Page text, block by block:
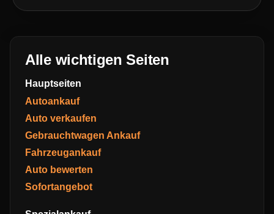
Alle wichtigen Seiten
Hauptseiten
Autoankauf
Auto verkaufen
Gebrauchtwagen Ankauf
Fahrzeugankauf
Auto bewerten
Sofortangebot